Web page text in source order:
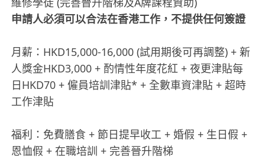
申請人必須可以合法在香港工作，不提供任何簽證
月薪：HKD15,000-16,000 (試用期後可再調整) + 新
人獎金HKD3,000 + 酌情性年度花紅 + 夜更津貼每
日HKD70 + 僱員培訓津貼* + 全數車資津貼 + 超時
工作津貼
福利：免費膳食 + 節日提早收工 + 婚假 + 生日假 +
恩恤假 + 在職培訓 + 完善晉升階梯